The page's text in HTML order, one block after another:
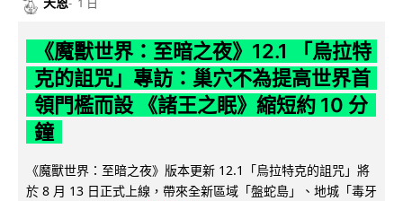
《魔獸世界：至暗之夜》12.1 「烏拉特
克的詛咒」專訪：巢穴不為提高世界首
領門檻而設 《諸王之眠》縮短約 10 分
鐘
《魔獸世界：至暗之夜》版本更新 12.1「烏拉特克的詛咒」將
於 8 月 13 日正式上線，帶來全新區域「盤蛇島」、地城「毒牙